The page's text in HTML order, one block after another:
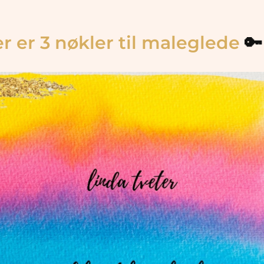
er 3 nøkler til maleglede